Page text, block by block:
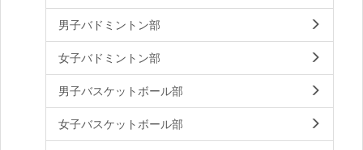
男子バドミントン部
女子バドミントン部
男子バスケットボール部
女子バスケットボール部